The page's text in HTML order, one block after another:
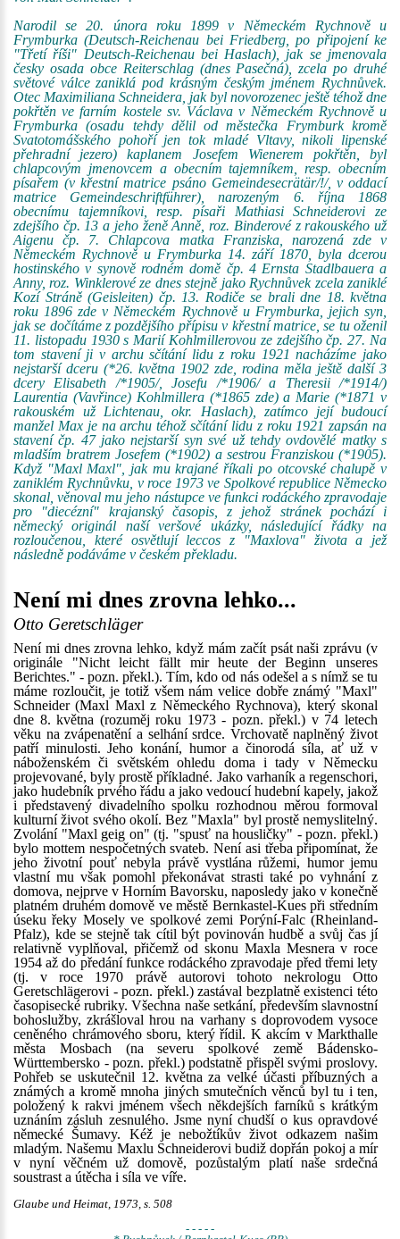
Narodil se 20. února roku 1899 v Německém Rychnově u
Frymburka (Deutsch-Reichenau bei Friedberg, po připojení ke
"Třetí říši" Deutsch-Reichenau bei Haslach), jak se jmenovala
česky osada obce Reiterschlag (dnes Pasečná), zcela po druhé
světové válce zaniklá pod krásným českým jménem Rychnůvek.
Otec Maximiliana Schneidera, jak byl novorozenec ještě téhož dne
pokřtěn ve farním kostele sv. Václava v Německém Rychnově u
Frymburka (osadu tehdy dělil od městečka Frymburk kromě
Svatotomášského pohoří jen tok mladé Vltavy, nikoli lipenské
přehradní jezero) kaplanem Josefem Wienerem pokřtěn, byl
chlapcovým jmenovcem a obecním tajemníkem, resp. obecním
písařem (v křestní matrice psáno Gemeindesecrätär/!/, v oddací
matrice Gemeindeschriftführer), narozeným 6. října 1868
obecnímu tajemníkovi, resp. písaři Mathiasi Schneiderovi ze
zdejšího čp. 13 a jeho ženě Anně, roz. Binderové z rakouského už
Aigenu čp. 7. Chlapcova matka Franziska, narozená zde v
Německém Rychnově u Frymburka 14. září 1870, byla dcerou
hostinského v synově rodném domě čp. 4 Ernsta Stadlbauera a
Anny, roz. Winklerové ze dnes stejně jako Rychnůvek zcela zaniklé
Kozí Stráně (Geisleiten) čp. 13. Rodiče se brali dne 18. května
roku 1896 zde v Německém Rychnově u Frymburka, jejich syn,
jak se dočítáme z pozdějšího přípisu v křestní matrice, se tu oženil
11. listopadu 1930 s Marií Kohlmillerovou ze zdejšího čp. 27. Na
tom stavení ji v archu sčítání lidu z roku 1921 nacházíme jako
nejstarší dceru (*26. května 1902 zde, rodina měla ještě další 3
dcery Elisabeth /*1905/, Josefu /*1906/ a Theresii /*1914/)
Laurentia (Vavřince) Kohlmillera (*1865 zde) a Marie (*1871 v
rakouském už Lichtenau, okr. Haslach), zatímco její budoucí
manžel Max je na archu téhož sčítání lidu z roku 1921 zapsán na
stavení čp. 47 jako nejstarší syn své už tehdy ovdovělé matky s
mladším bratrem Josefem (*1902) a sestrou Franziskou (*1905).
Když "Maxl Maxl", jak mu krajané říkali po otcovské chalupě v
zaniklém Rychnůvku, v roce 1973 ve Spolkové republice Německo
skonal, věnoval mu jeho nástupce ve funkci rodáckého zpravodaje
pro "diecézní" krajanský časopis, z jehož stránek pochází i
německý originál naší veršové ukázky, následující řádky na
rozloučenou, které osvětlují leccos z "Maxlova" života a jež
následně podáváme v českém překladu.
Není mi dnes zrovna lehko...
Otto Geretschläger
Není mi dnes zrovna lehko, když mám začít psát naši zprávu (v
originále "Nicht leicht fällt mir heute der Beginn unseres
Berichtes." - pozn. překl.). Tím, kdo od nás odešel a s nímž se tu
máme rozloučit, je totiž všem nám velice dobře známý "Maxl"
Schneider (Maxl Maxl z Německého Rychnova), který skonal
dne 8. května (rozuměj roku 1973 - pozn. překl.) v 74 letech
věku na zvápenatění a selhání srdce. Vrchovatě naplněný život
patří minulosti. Jeho konání, humor a činorodá síla, ať už v
náboženském či světském ohledu doma i tady v Německu
projevované, byly prostě příkladné. Jako varhaník a regenschori,
jako hudebník prvého řádu a jako vedoucí hudební kapely, jakož
i představený divadelního spolku rozhodnou měrou formoval
kulturní život svého okolí. Bez "Maxla" byl prostě nemyslitelný.
Zvolání "Maxl geig on" (tj. "spusť na housličky" - pozn. překl.)
bylo mottem nespočetných svateb. Není asi třeba připomínat, že
jeho životní pouť nebyla právě vystlána růžemi, humor jemu
vlastní mu však pomohl překonávat strasti také po vyhnání z
domova, nejprve v Horním Bavorsku, naposledy jako v konečně
platném druhém domově ve městě Bernkastel-Kues při středním
úseku řeky Mosely ve spolkové zemi Porýní-Falc (Rheinland-
Pfalz), kde se stejně tak cítil být povinován hudbě a svůj čas jí
relativně vyplňoval, přičemž od skonu Maxla Mesnera v roce
1954 až do předání funkce rodáckého zpravodaje před třemi lety
(tj. v roce 1970 právě autorovi tohoto nekrologu Otto
Geretschlägerovi - pozn. překl.) zastával bezplatně existenci této
časopisecké rubriky. Všechna naše setkání, především slavnostní
bohoslužby, zkrášloval hrou na varhany s doprovodem vysoce
ceněného chrámového sboru, který řídil. K akcím v Markthalle
města Mosbach (na severu spolkové země Bádensko-
Württembersko - pozn. překl.) podstatně přispěl svými proslovy.
Pohřeb se uskutečnil 12. května za velké účasti příbuzných a
známých a kromě mnoha jiných smutečních věnců byl tu i ten,
položený k rakvi jménem všech někdejších farníků s krátkým
uznáním zásluh zesnulého. Jsme nyní chudší o kus opravdové
německé Šumavy. Kéž je nebožtíkův život odkazem našim
mladým. Našemu Maxlu Schneiderovi budiž dopřán pokoj a mír
v nyní věčném už domově, pozůstalým platí naše srdečná
soustrast a útěcha i síla ve víře.
Glaube und Heimat, 1973, s. 508
- - - - -